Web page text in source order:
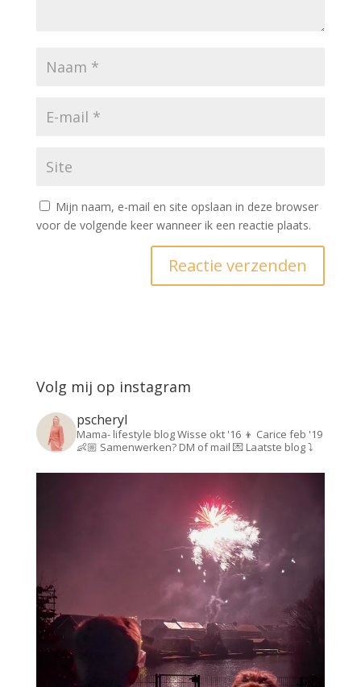
Mijn naam, e-mail en site opslaan in deze browser
voor de volgende keer wanneer ik een reactie plaats.
Volg mij op instagram
pscheryl
Mama- lifestyle blogWisse okt '16 👦 Carice feb '19
👶🏼 Samenwerken? DM of mail 💌Laatste blog ⤵️